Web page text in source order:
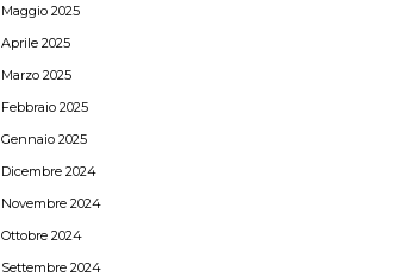
Maggio 2025
Aprile 2025
Marzo 2025
Febbraio 2025
Gennaio 2025
Dicembre 2024
Novembre 2024
Ottobre 2024
Settembre 2024